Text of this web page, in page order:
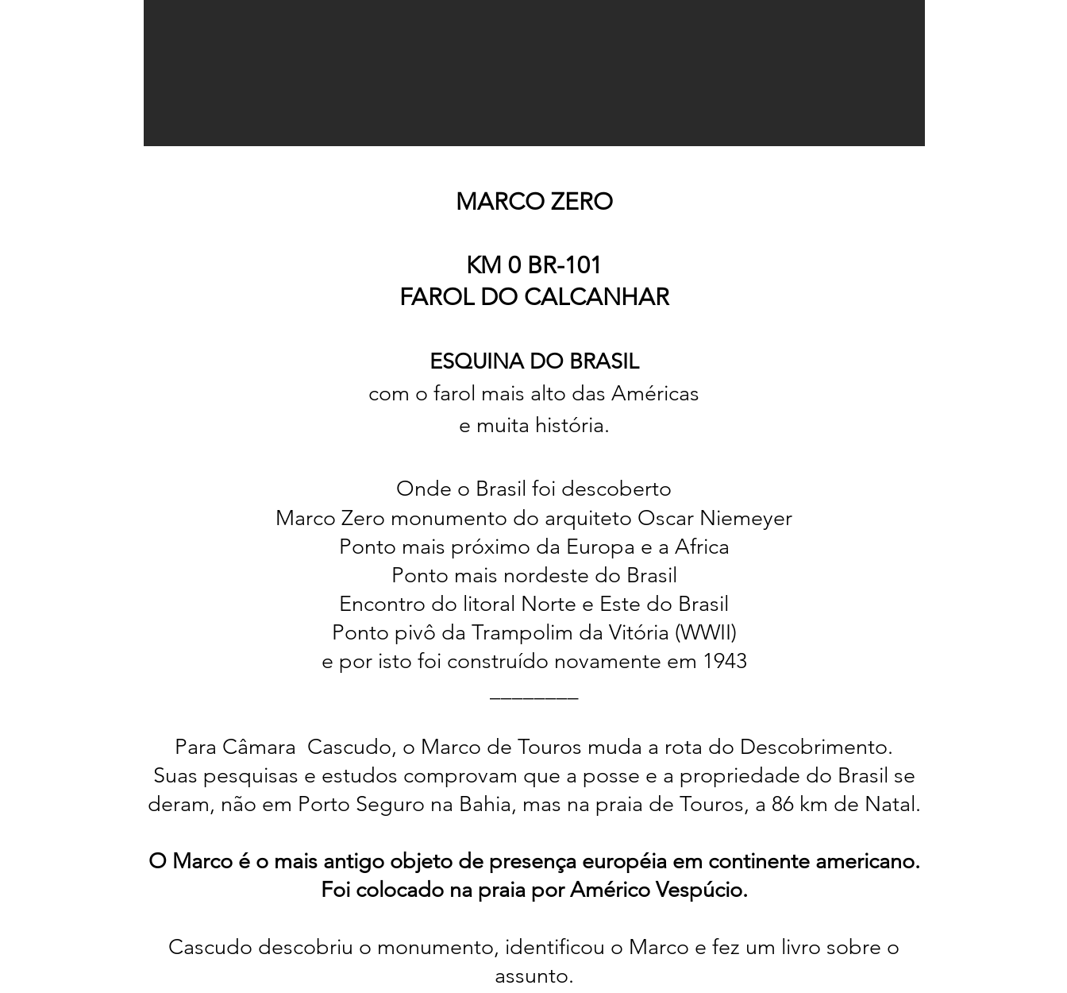
MARCO ZERO
KM 0 BR-101
FAROL DO CALCANHAR
ESQUINA DO BRASIL
com o farol mais alto das Américas
e muita história.
Onde o Brasil foi descoberto
Marco Zero monumento do arquiteto Oscar Niemeyer
Ponto mais próximo da Europa e a Africa
Ponto mais nordeste do Brasil
Encontro do litoral Norte e Este do Brasil
Ponto pivô da Trampolim da Vitória (WWII)
e por isto foi construído novamente em 1943
Para Câmara Cascudo, o Marco de Touros muda a rota do Descobrimento.
Suas pesquisas e estudos comprovam que a posse e a propriedade do Brasil se
deram, não em Porto Seguro na Bahia, mas na praia de Touros, a 86 km de Natal.
O Marco é o mais antigo objeto de presença européia em continente americano.
Foi colocado na praia por Américo Vespúcio.
Cascudo descobriu o monumento, identificou o Marco e fez um livro sobre o
assunto.